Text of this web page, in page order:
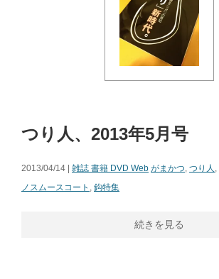
つり人、2013年5月号
2013/04/14 | 雑誌 書籍 DVD Web がまかつ つり人
ノスムースコート
鈎特集
続きを見る